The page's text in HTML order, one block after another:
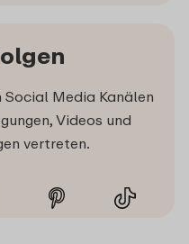
Social Media Kanälen
Videos und
vertreten.